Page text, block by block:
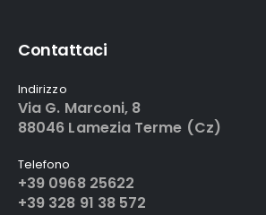
Contattaci
Indirizzo
Via G. Marconi, 8
88046 Lamezia Terme (Cz)
Telefono
+39 0968 25622
+39 328 91 38 572